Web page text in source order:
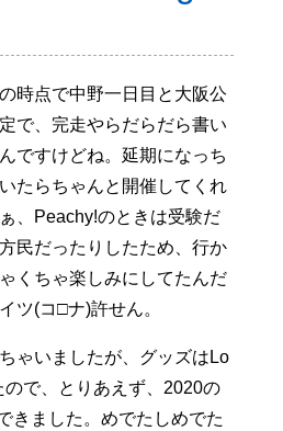
時点で中野一日目と大阪公
で、完走やらだらだら書い
ですけどね。延期になっち
たらちゃんと開催してくれ
、Peachy!のときは受験だ
民だったりしたため、行か
くちゃ楽しみにしてたんだ
ツ(コ□ナ)許せん。
ゃいましたが、グッズはLo
で、とりあえず、2020の
きました。めでたしめでた